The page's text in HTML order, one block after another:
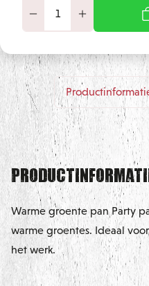
Warme groente pan Party
warme groentes. Ideaal
het werk.